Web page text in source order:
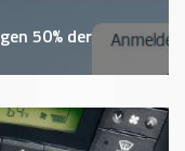
50% der